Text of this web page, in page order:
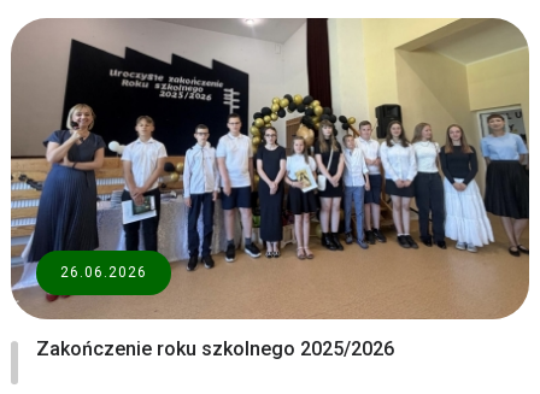
26.06.2026
Zakończenie roku szkolnego 2025/2026